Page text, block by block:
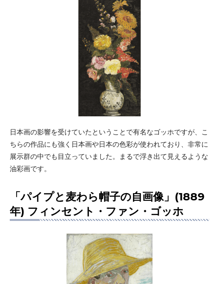
日本画の影響を受けていたということで有名なゴッホですが、こ
ちらの作品にも強く日本画や日本の色彩が使われており、非常に
展示群の中でも目立っていました。まるで浮き出て見えるような
油彩画です。
「パイプと麦わら帽子の自画像」(1889
年) フィンセント・ファン・ゴッホ